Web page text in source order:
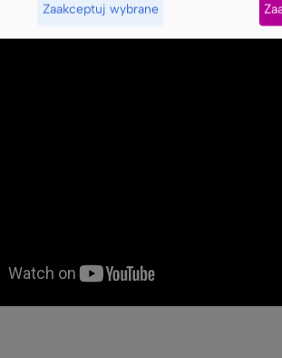
Zaakceptuj wybrane